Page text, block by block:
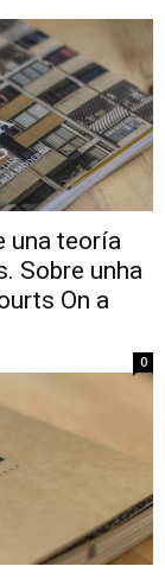
una teoría
Sobre unha
On a
0